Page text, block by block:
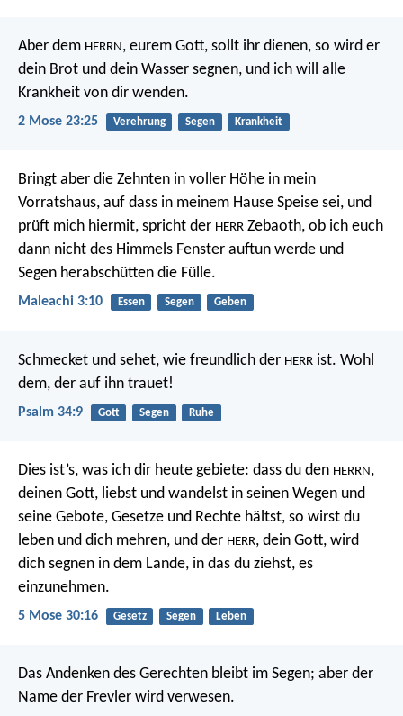
Aber dem HERRN, eurem Gott, sollt ihr dienen, so wird er
dein Brot und dein Wasser segnen, und ich will alle
Krankheit von dir wenden.
2 Mose 23:25 Verehrung Segen Krankheit
Bringt aber die Zehnten in voller Höhe in mein
Vorratshaus, auf dass in meinem Hause Speise sei, und
prüft mich hiermit, spricht der HERR Zebaoth, ob ich euch
dann nicht des Himmels Fenster auftun werde und
Segen herabschütten die Fülle.
Maleachi 3:10 Essen Segen Geben
Schmecket und sehet, wie freundlich der HERR ist. Wohl
dem, der auf ihn trauet!
Psalm 34:9 Gott Segen Ruhe
Dies ist’s, was ich dir heute gebiete: dass du den HERRN ,
deinen Gott, liebst und wandelst in seinen Wegen und
seine Gebote, Gesetze und Rechte hältst, so wirst du
leben und dich mehren, und der HERR, dein Gott, wird
dich segnen in dem Lande, in das du ziehst, es
einzunehmen.
5 Mose 30:16 Gesetz Segen Leben
Das Andenken des Gerechten bleibt im Segen; aber der
Name der Frevler wird verwesen.